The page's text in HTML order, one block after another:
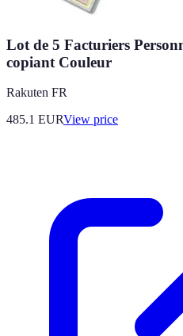
Lot de 5 Facturiers
copiant Couleur
Rakuten FR
485.1 EURView price